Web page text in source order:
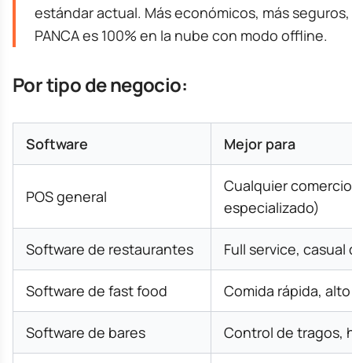
estándar actual. Más económicos, más
PANCA es 100% en la nube con modo offline.
Por tipo de negocio:
Software Mejor para
POS general
Cualquier
especializado)
Software de restaurantes Full service, casual
Software de fast food Comida rápida,
Software de bares Control de tragos,